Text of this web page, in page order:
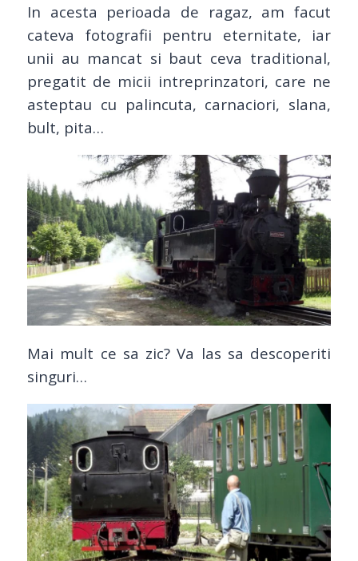
In acesta perioada de ragaz, am facut
cateva fotografii pentru eternitate, iar
unii au mancat si baut ceva traditional,
pregatit de micii intreprinzatori, care ne
asteptau cu palincuta, carnaciori, slana,
bult, pita…
Mai mult ce sa zic? Va las sa descoperiti
singuri…